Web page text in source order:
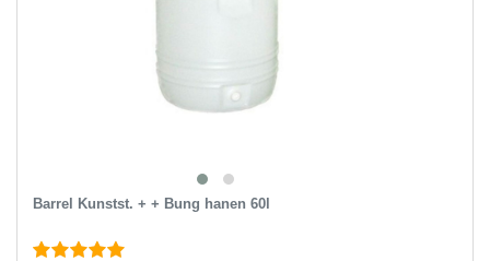
Barrel Kunstst. + + Bung hanen 60l